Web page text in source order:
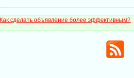
Как сделать объявление более эффективным?